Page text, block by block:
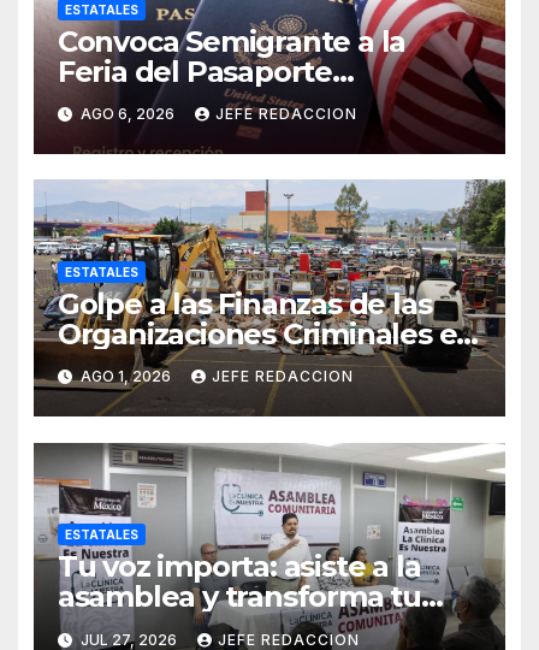
ESTATALES
Convoca Semigrante a la
Feria del Pasaporte
Estadounidense 2026
AGO 6, 2026 JEFE REDACCION
ESTATALES
Golpe a las Finanzas de las
Organizaciones Criminales en
Operativos
Interinstitucionales
AGO 1, 2026 JEFE REDACCION
ESTATALES
Tu voz importa: asiste a la
asamblea y transforma tu
clínica del IMSS-Bienestar
JUL 27, 2026 JEFE REDACCION